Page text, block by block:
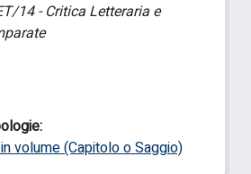
14 - Critica Letteraria e
volume (Capitolo o Saggio)